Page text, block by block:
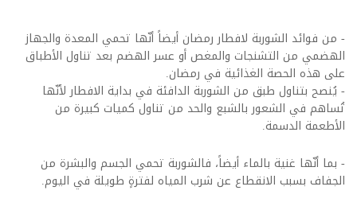
- من فوائد الشوربة لافطار رمضان أيضاً أنّها تحمي المعدة والجهاز
الهضمي من التشنجات والمغص أو عسر الهضم بعد تناول الأطباق
على هذه الحصة الغذائية في رمضان.
- يُنصح بتناول طبق من الشوربة الدافئة في بداية الافطار لأنّها
تُساهم في الشعور بالشبع والحد من تناول كميات كبيرة من
الأطعمة الدسمة.
- بما أنّها غنية بالماء أيضاً، فالشوربة تحمي الجسم والبشرة من
الجفاف بسبب الانقطاع عن شرب المياه لفترةٍ طويلة في اليوم.